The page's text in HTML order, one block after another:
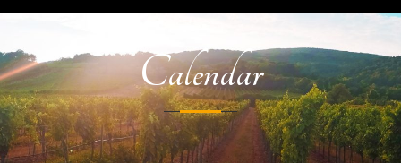
Calendar